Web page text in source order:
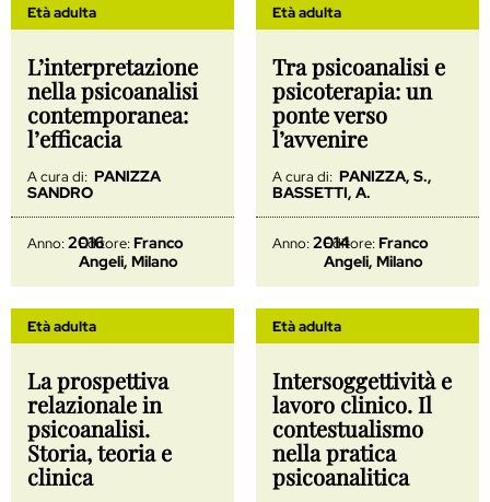
Età adulta
L’interpretazione
nella psicoanalisi
contemporanea:
l’efficacia
A cura di: PANIZZA
SANDRO
Anno:2016
Editore:Franco
Angeli, Milano
Età adulta
Tra psicoanalisi e
psicoterapia: un
ponte verso
l’avvenire
A cura di: PANIZZA, S.,
BASSETTI, A.
Anno:2014
Editore:Franco
Angeli, Milano
Età adulta
La prospettiva
relazionale in
psicoanalisi.
Storia, teoria e
clinica
Età adulta
Intersoggettività e
lavoro clinico. Il
contestualismo
nella pratica
psicoanalitica